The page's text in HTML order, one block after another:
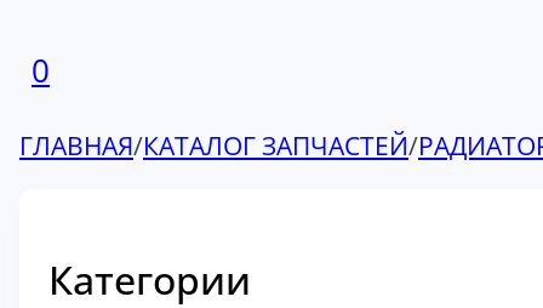
0
ГЛАВНАЯ/КАТАЛОГ ЗАПЧАСТЕЙ/
Категории